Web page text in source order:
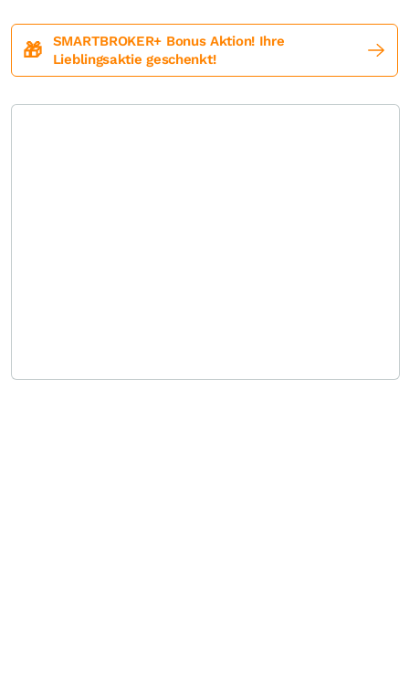
🎁
SMARTBROKER+ Bonus Aktion! Ihre
Lieblingsaktie geschenkt!